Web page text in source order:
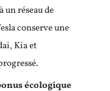
un réseau de
conserve une
Kia et
écologique